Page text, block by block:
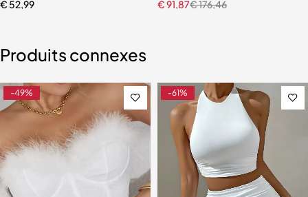
€ 52,99
€176,46
€91,87
Produits connexes
-49% -61%